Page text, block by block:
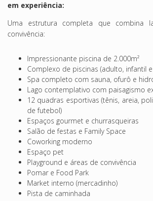
em experiência:
Uma estrutura completa que combina
convivência:
Impressionante piscina de 2.000m²
Complexo de piscinas (adulto, infantil
Spa completo com sauna, ofurô e
Lago contemplativo com paisagismo
12 quadras esportivas (tênis, areia,
de futebol)
Espaços gourmet e churrasqueiras
Salão de festas e Family Space
Coworking moderno
Espaço pet
Playground e áreas de convivência
Pomar e Food Park
Market interno (mercadinho)
Pista de caminhada